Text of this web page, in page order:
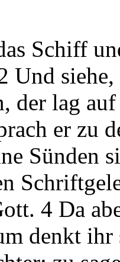
Schiff
Und
der lag
er zu
Sünden
4 Da
denkt ihr